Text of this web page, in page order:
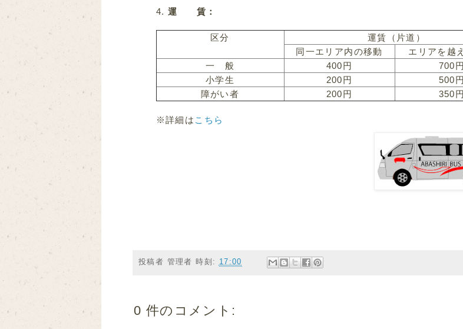
運 賃：
区分
運賃（片道）
同一エリア内の移動
エリアを越
一 般
400円
700円
小学生
200円
500円
障がい者
200円 350円
※詳細は こちら
投稿者 管理者 時刻: 17:00
0 件のコメント: